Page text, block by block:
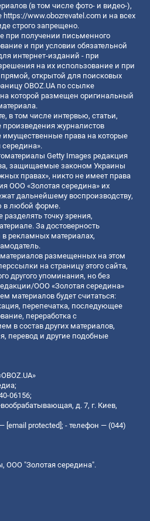
(в том числе фото- и видео-),
https://www.obozrevatel.com и на всех
строго запрещено.
при получении письменного
и при условии обязательной
интернет-изданий - при
на их использование и при
открытой для поисковых
OBOZ.UA по ссылке
на которой размещен оригинальный
в том числе интервью, статьи,
журналистов
права на которые
Getty Images редакция
защищаемые законом Украины
правах», никто не имеет права
ООО «Золотая середина» их
дальнейшему воспроизводству,
в любой форме.
точку зрения,
За достоверность
рекламных материалах,
размещенных на этом
на страницу этого сайта,
другого упоминания, но без
ООО «Золотая середина»
материалов будет считаться:
перепечатка, последующее
переработка с
в состав других материалов,
перевод и другие подобные
06156;
д. 7, г. Киев,
[email protected]; - телефон — (044)
ООО "Золотая середина".